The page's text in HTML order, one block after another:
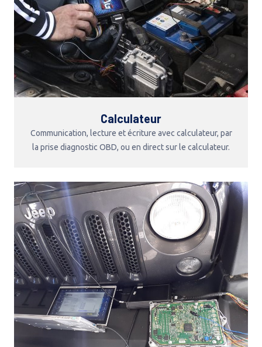
Calculateur
Communication, lecture et écriture avec calculateur, par
la prise diagnostic OBD, ou en direct sur le calculateur.